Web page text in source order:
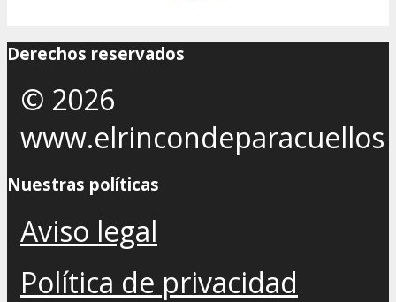
Derechos reservados
© 2026
www.elrincondeparacuellos
Nuestras políticas
Aviso legal
Política de privacidad